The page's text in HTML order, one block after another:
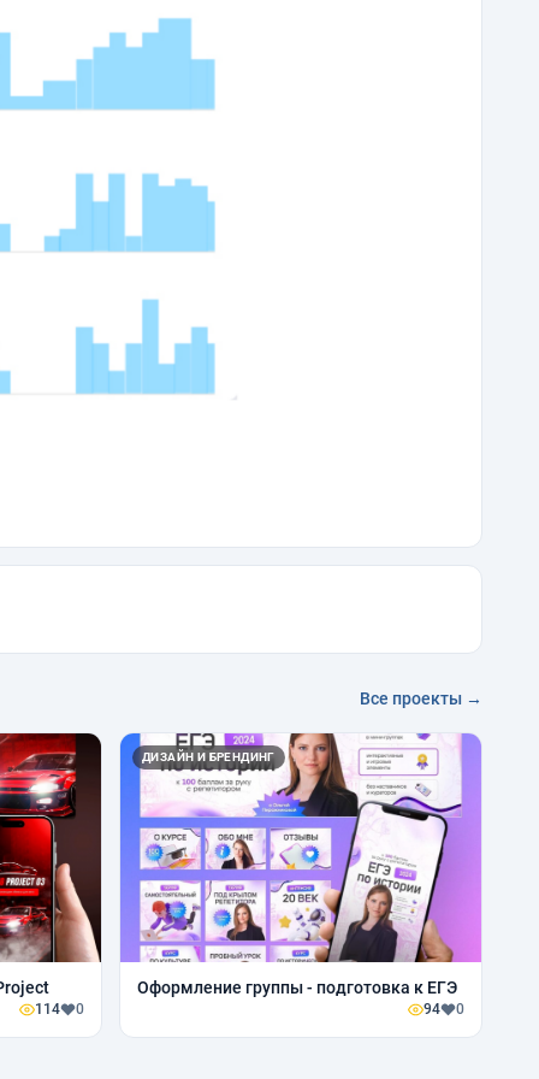
Все проекты →
114 0
ДИЗАЙН И БРЕНДИНГ
Оформление группы - подготовка к ЕГЭ
94 0